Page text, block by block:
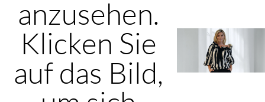
anzusehen.
Klicken Sie
auf das Bild,